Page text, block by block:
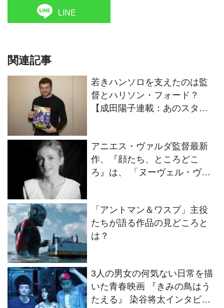
LINE
関連記事
若きハンソロを支えたのは監
督とハリソン・フォード？
【成田陽子連載：あのスター
アニエス・ヴァルダ監督最新
作、『顔たち、ところどこ
ろ』は、 「ヌーヴェル・ヴァ
ューサー、ジュリー・ガイ
エ、インタビュー 髙野てるみ
の『シネマという生き方』
「アントマン＆ワスプ」主役
たちが語る作品の見どころと
は？
3人の男女の何気ない日常を描
いた青春映画 『きみの鳥はう
たえる』 染谷将太インタビュ